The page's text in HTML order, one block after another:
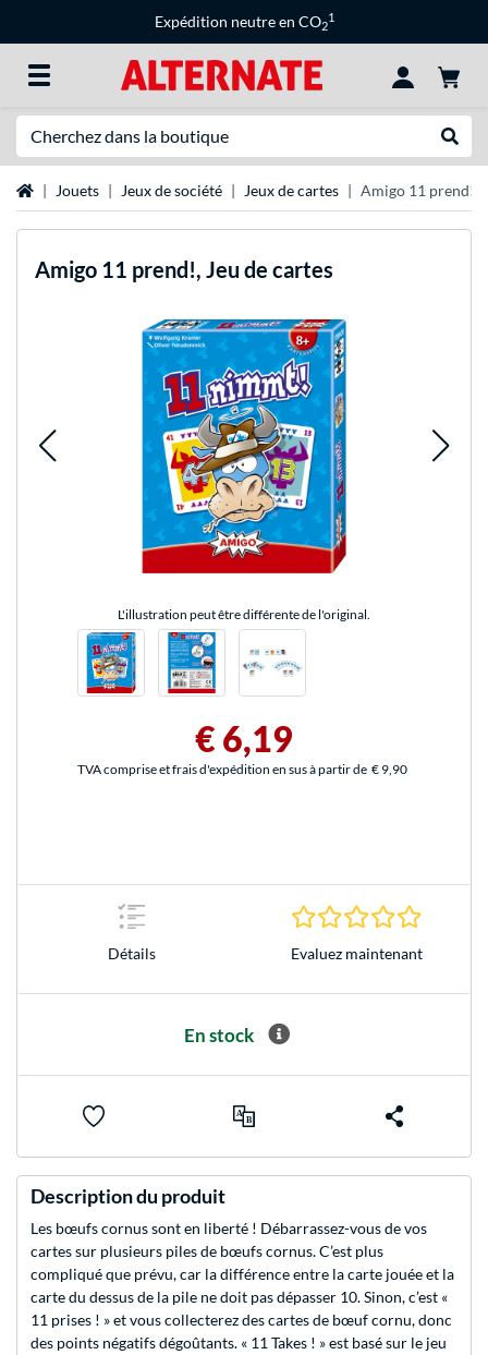
Expédition neutre en CO2
1
Page d'accueil
Jouets Jeux de société Jeux de cartes Amigo 11 prend!,
Amigo 11 prend!, Jeu de cartes
L'illustration peut être différente de l'original.
€ 6,19
TVA comprise et frais d'expédition en sus à partir de € 9,90
Détails Evaluez maintenant
En stock
Description du produit
Les bœufs cornus sont en liberté ! Débarrassez-vous de vos
cartes sur plusieurs piles de bœufs cornus. C’est plus
compliqué que prévu, car la différence entre la carte jouée et la
carte du dessus de la pile ne doit pas dépasser 10. Sinon, c’est «
11 prises ! » et vous collecterez des cartes de bœuf cornu, donc
des points négatifs dégoûtants. « 11 Takes ! » est basé sur le jeu